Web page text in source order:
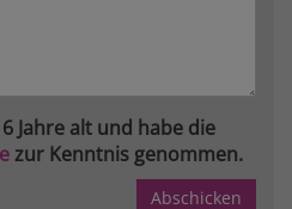
Jahre alt und habe die
zur Kenntnis genommen.